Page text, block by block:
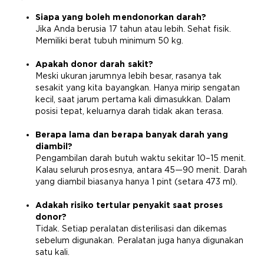
Siapa yang boleh mendonorkan darah?
Jika Anda berusia 17 tahun atau lebih. Sehat fisik.
Memiliki berat tubuh minimum 50 kg.
Apakah donor darah sakit?
Meski ukuran jarumnya lebih besar, rasanya tak
sesakit yang kita bayangkan. Hanya mirip sengatan
kecil, saat jarum pertama kali dimasukkan. Dalam
posisi tepat, keluarnya darah tidak akan terasa.
Berapa lama dan berapa banyak darah yang
diambil?
Pengambilan darah butuh waktu sekitar 10–15 menit.
Kalau seluruh prosesnya, antara 45—90 menit. Darah
yang diambil biasanya hanya 1 pint (setara 473 ml).
Adakah risiko tertular penyakit saat proses
donor?
Tidak. Setiap peralatan disterilisasi dan dikemas
sebelum digunakan. Peralatan juga hanya digunakan
satu kali.